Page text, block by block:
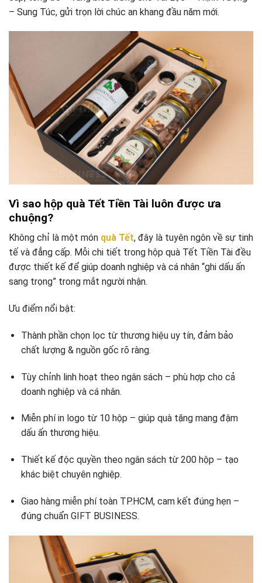
– Sung Túc, gửi trọn lời chúc an khang đầu năm mới.
Vì sao hộp quà Tết Tiền Tài luôn được ưa
chuộng?
Không chỉ là một món quà Tết, đây là tuyên ngôn về sự tinh
tế và đẳng cấp. Mỗi chi tiết trong hộp quà Tết Tiền Tài đều
được thiết kế để giúp doanh nghiệp và cá nhân “ghi dấu ấn
sang trọng” trong mắt người nhận.
Ưu điểm nổi bật:
Thành phần chọn lọc từ thương hiệu uy tín, đảm bảo
chất lượng & nguồn gốc rõ ràng.
Tùy chỉnh linh hoạt theo ngân sách – phù hợp cho cả
doanh nghiệp và cá nhân.
Miễn phí in logo từ 10 hộp – giúp quà tặng mang đậm
dấu ấn thương hiệu.
Thiết kế độc quyền theo ngân sách từ 200 hộp – tạo
khác biệt chuyên nghiệp.
Giao hàng miễn phí toàn TP.HCM, cam kết đúng hẹn –
đúng chuẩn GIFT BUSINESS.